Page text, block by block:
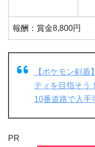
報酬：賞金8,800円
【ポケモン剣
ティを目指そう
10番道路で入手
PR